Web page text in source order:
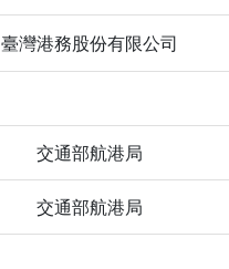
臺灣港務股份有限公司
交通部航港局
交通部航港局